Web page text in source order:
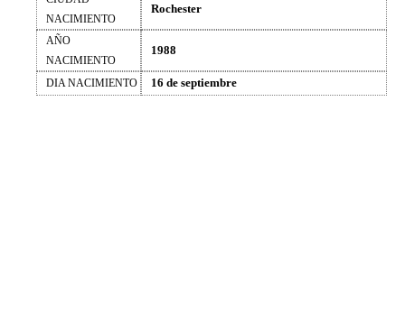
NACIMIENTO
Rochester
AÑO
NACIMIENTO
1988
DIA NACIMIENTO 16 de septiembre